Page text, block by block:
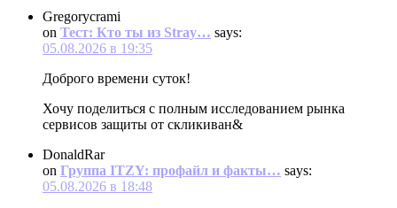
Gregorycrami
on Тест: Кто ты из Stray… says:
05.08.2026 в 19:35
Доброго времени суток!
Хочу поделиться с полным исследованием рынка
сервисов защиты от скликиван&
DonaldRar
on Группа ITZY: профайл и факты… says:
05.08.2026 в 18:48